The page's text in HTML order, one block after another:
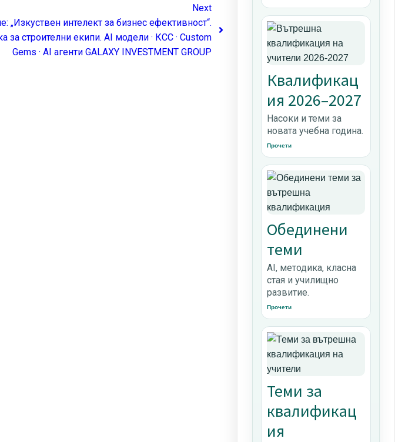
Next
„Изкуствен интелект за бизнес ефективност“.
за строителни екипи. AI модели · КСС · Custom
Gems · AI агенти GALAXY INVESTMENT GROUP
Квалификац
ия 2026–2027
Насоки и теми за
новата учебна година.
Прочети
Обединени
теми
AI, методика, класна
стая и училищно
развитие.
Прочети
Теми за
квалификац
ия